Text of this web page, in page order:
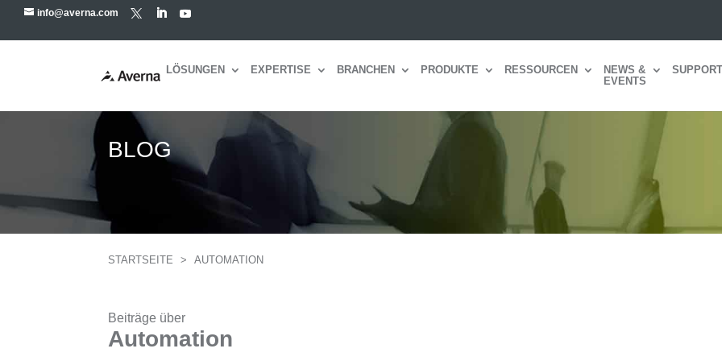
info@averna.com
LÖSUNGEN EXPERTISE BRANCHEN PRODUKTE RESSOURCEN
NEWS &
EVENTS
SUPPORT
BLOG
STARTSEITE > AUTOMATION
Beiträge über
Automation